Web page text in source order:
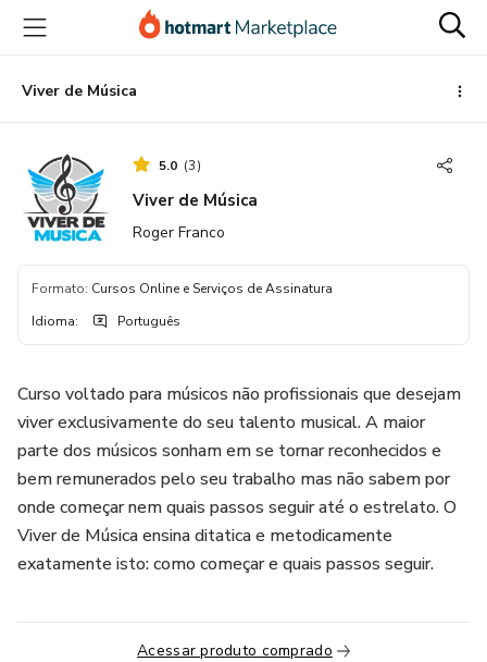
para
conteúdo
principal
para
pagamento
para
rodapé
Viver de Música
5.0 (3)
Viver de Música
Roger Franco
Formato: Cursos Online e Serviços de Assinatura
Idioma: Português
Curso voltado para músicos não profissionais que desejam
viver exclusivamente do seu talento musical. A maior
parte dos músicos sonham em se tornar reconhecidos e
bem remunerados pelo seu trabalho mas não sabem por
onde começar nem quais passos seguir até o estrelato. O
Viver de Música ensina ditatica e metodicamente
exatamente isto: como começar e quais passos seguir.
Acessar produto comprado